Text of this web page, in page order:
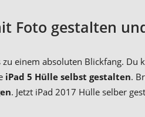
Foto gestalten
einem absoluten Blickfang.
iPad 5 Hülle selbst gestalten.
. Jetzt iPad 2017 Hülle selber